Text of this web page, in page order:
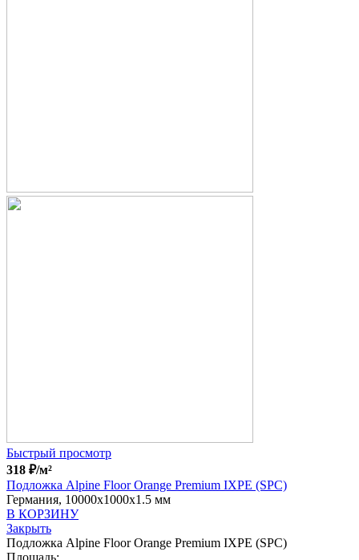
Быстрый просмотр
318 ₽/м²
Подложка Alpine Floor Orange Premium IXPE (SPC)
Германия, 10000x1000x1.5 мм
В КОРЗИНУ
Закрыть
Подложка Alpine Floor Orange Premium IXPE (SPC)